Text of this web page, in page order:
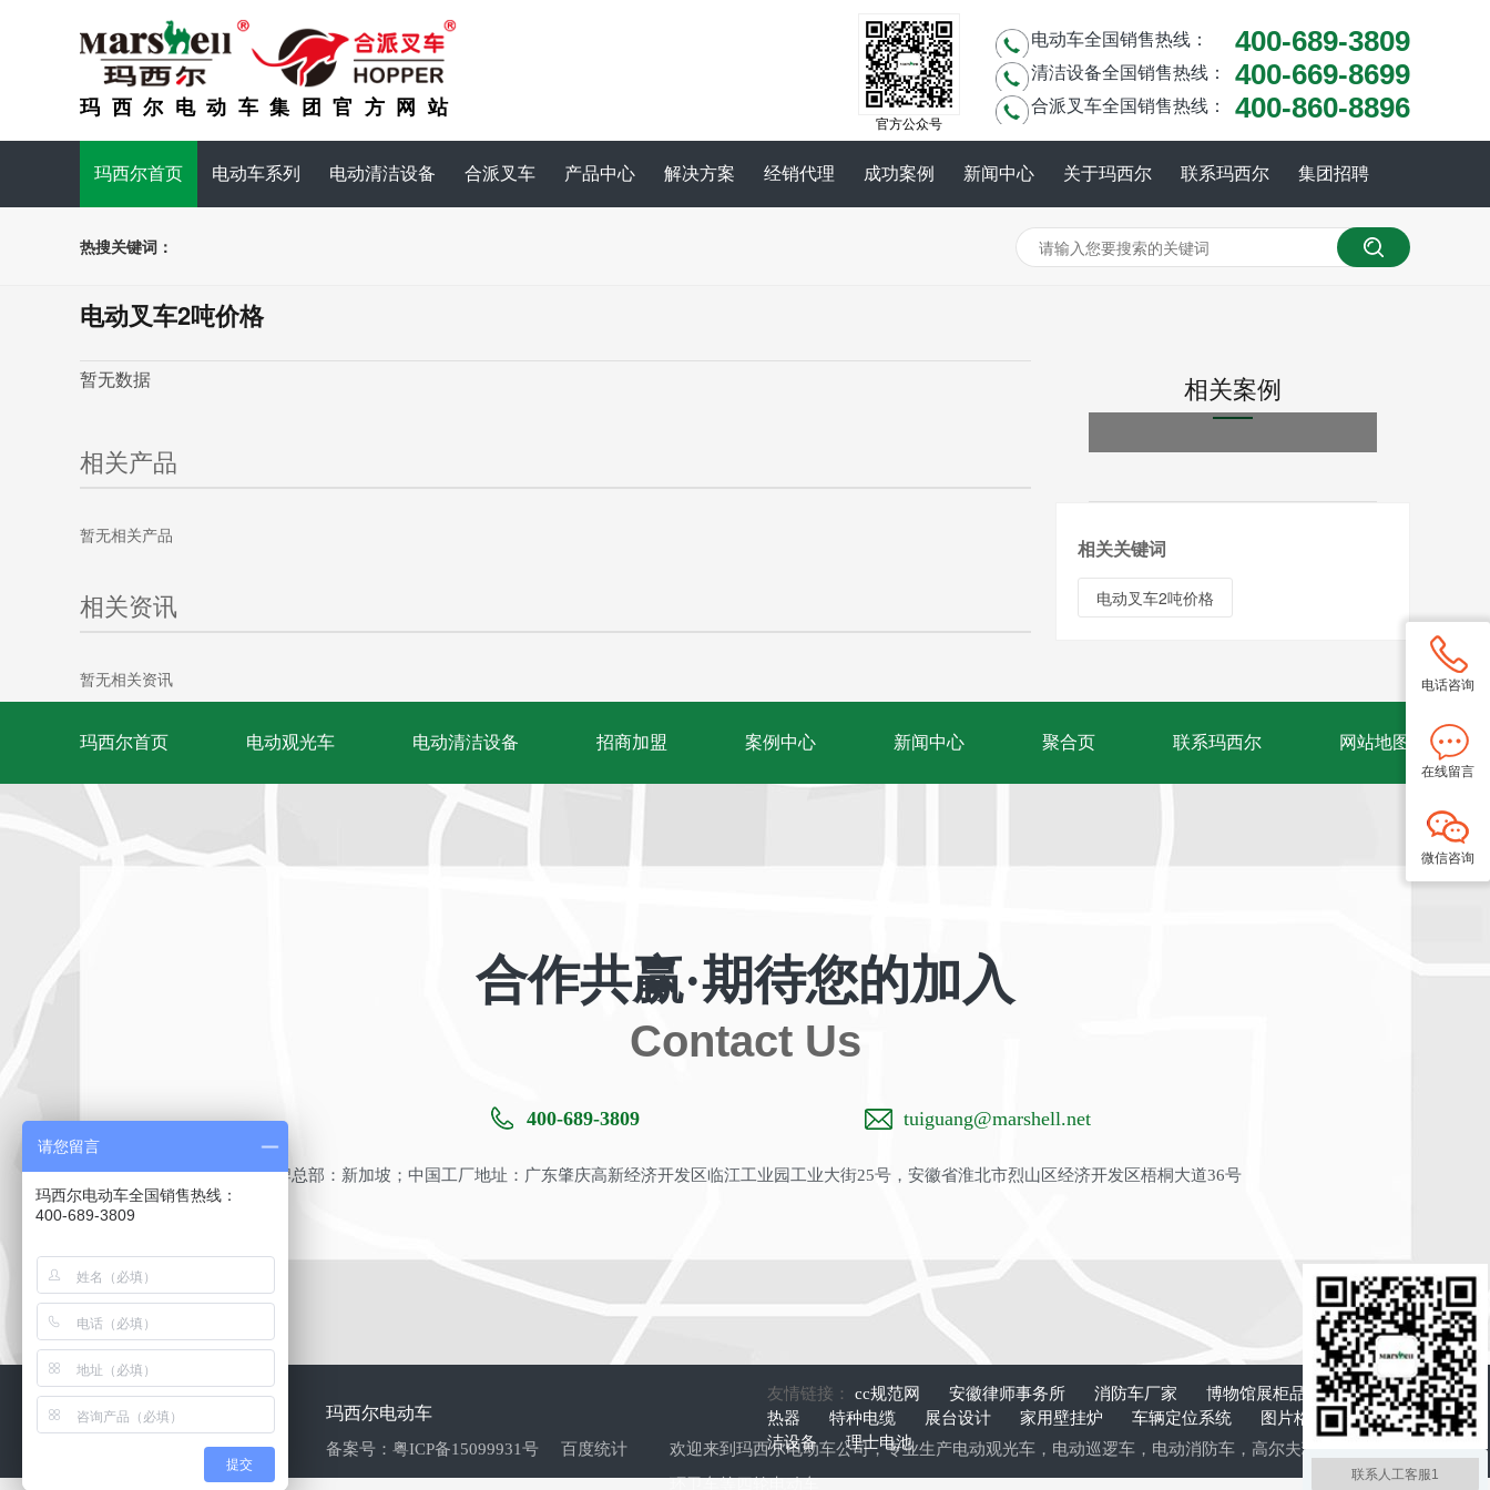
玛西尔电动车集团官方网站
电动车全国销售热线： 400-689-3809
清洁设备全国销售热线： 400-669-8699
合派叉车全国销售热线： 400-860-8896
官方公众号
玛西尔首页 电动车系列 电动清洁设备 合派叉车 产品中心 解决方案 经销代理 成功案例 新闻中心 关于玛西尔 联系玛西尔 集团招聘
热搜关键词：
电动叉车2吨价格
暂无数据
相关产品
暂无相关产品
相关资讯
暂无相关资讯
相关案例
相关关键词
电动叉车2吨价格
玛西尔首页 电动观光车 电动清洁设备 招商加盟 案例中心 新闻中心 聚合页 联系玛西尔 网站地图
合作共赢·期待您的加入
Contact Us
400-689-3809 tuiguang@marshell.net
品牌总部：新加坡；中国工厂地址：广东肇庆高新经济开发区临江工业园工业大街25号，安徽省淮北市烈山区经济开发区梧桐大道36号
玛西尔电动车
备案号： 粤ICP备15099931号 百度统计 欢迎来到玛西尔电动车公司，专业生产电动观光车 ， 电动巡逻车 ， 电动消防车 ， 高尔夫球车
友情链接： cc规范网 安徽律师事务所 消防车厂家 博物馆展柜品牌
板式换
热器
特种电缆 展台设计 家用壁挂炉 车辆定位系统 图片格式转换
清
洁设备
理士电池
电话咨询
在线留言
微信咨询
联系人工客服1
请您留言
玛西尔电动车全国销售热线：
400-689-3809
提交